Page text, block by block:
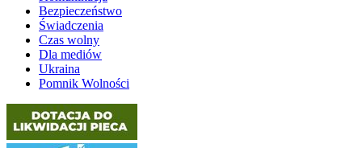
Bezpieczeństwo
Świadczenia
Czas wolny
Dla mediów
Ukraina
Pomnik Wolności